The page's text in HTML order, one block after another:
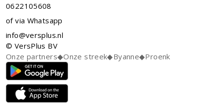
0622105608
of via Whatsapp
info@versplus.nl
© VersPlus BV
Onze partners◆Onze streek◆Byanne◆Proenk